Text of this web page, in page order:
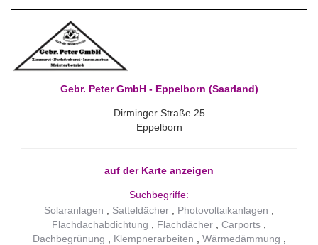
Gebr. Peter GmbH - Eppelborn (Saarland)
Dirminger Straße 25
Eppelborn
auf der Karte anzeigen
Suchbegriffe:
Solaranlagen
Satteldächer
Photovoltaikanlagen
Flachdachabdichtung
Flachdächer
Carports
Dachbegrünung
Klempnerarbeiten
Wärmedämmung